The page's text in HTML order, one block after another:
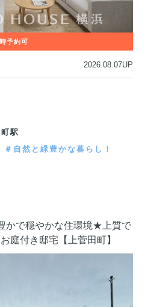
2026.08.07UP
駅
＃自然と緑豊かな暮らし！
かで穏やかな住環境★上質で
庭付き邸宅【上菅田町】